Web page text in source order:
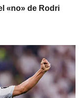
«no» de Rodri